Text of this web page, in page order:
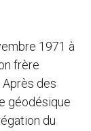
1971 à
frère
des
géodésique
du